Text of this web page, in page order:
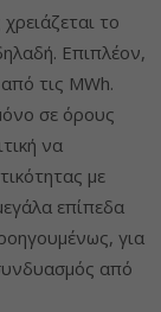
το
Επιπλέον,
τις MWh.
σε όρους
να
με
επίπεδα
για
από